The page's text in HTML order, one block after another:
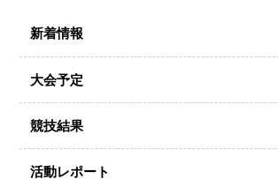
新着情報
大会予定
競技結果
活動レポート